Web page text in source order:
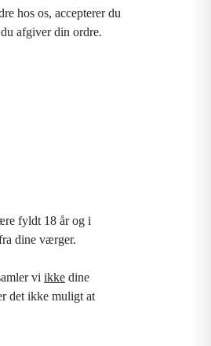
hos os, accepterer du
afgiver din ordre.
fyldt 18 år og i
dine værger.
vi ikke dine
det ikke muligt at